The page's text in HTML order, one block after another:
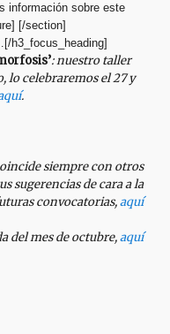
información sobre este
[/section]
h3_focus_heading]
: nuestro taller
lo celebraremos el 27 y
.
siempre con otros
sugerencias de cara a la
convocatorias,aquí
del mes de octubre,aquí